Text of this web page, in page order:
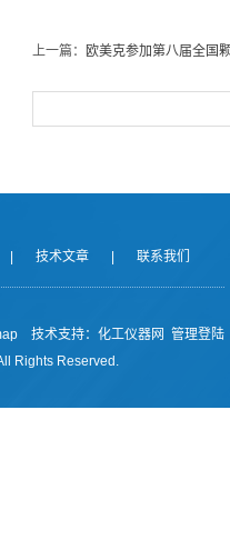
上一篇： 欧美克参加第八届全国
技术文章 联系我们
技术支持： 化工仪器网 管理登陆
Rights Reserved.